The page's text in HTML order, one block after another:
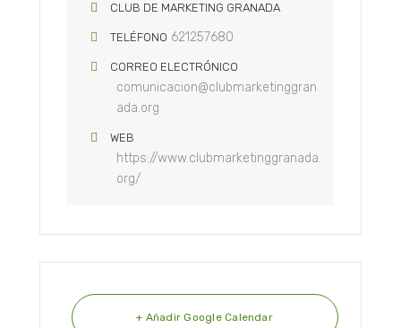
CLUB DE MARKETING GRANADA
TELÉFONO 621257680
CORREO ELECTRÓNICO
comunicacion@clubmarketinggran
ada.org
WEB
https://www.clubmarketinggranada.
org/
+ Añadir Google Calendar